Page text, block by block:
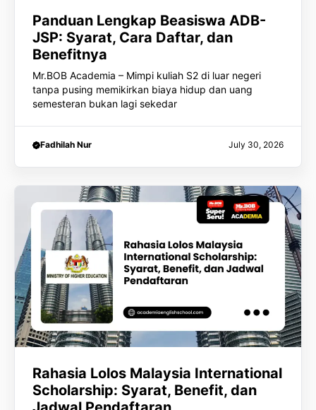
Panduan Lengkap Beasiswa ADB-
JSP: Syarat, Cara Daftar, dan
Benefitnya
Mr.BOB Academia – Mimpi kuliah S2 di luar negeri
tanpa pusing memikirkan biaya hidup dan uang
semesteran bukan lagi sekedar
Fadhilah Nur July 30, 2026
Rahasia Lolos Malaysia International
Scholarship: Syarat, Benefit, dan